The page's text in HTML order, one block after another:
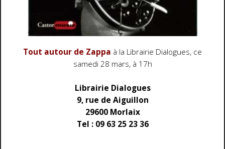
Tout autour de Zappa à la Librairie Dialogues, ce
samedi 28 mars, à 17h
Librairie Dialogues
9, rue de Aiguillon
29600 Morlaix
Tel : 09 63 25 23 36